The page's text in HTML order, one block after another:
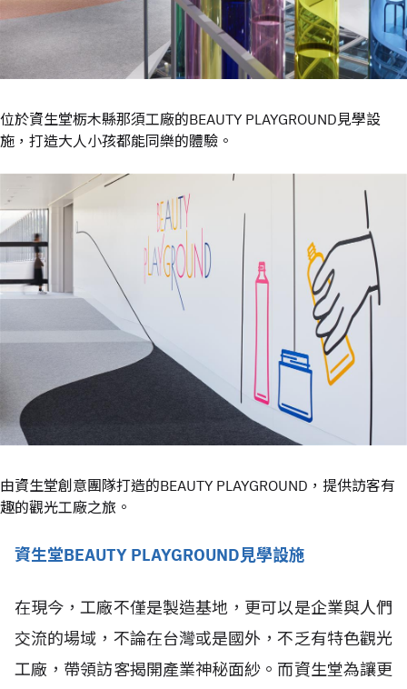
位於資生堂栃木縣那須工廠的BEAUTY PLAYGROUND見學設
施，打造大人小孩都能同樂的體驗。
由資生堂創意團隊打造的BEAUTY PLAYGROUND，提供訪客有
趣的觀光工廠之旅。
資生堂BEAUTY PLAYGROUND見學設施
在現今，工廠不僅是製造基地，更可以是企業與人們
交流的場域，不論在台灣或是國外，不乏有特色觀光
工廠，帶領訪客揭開產業神秘面紗。而資生堂為讓更